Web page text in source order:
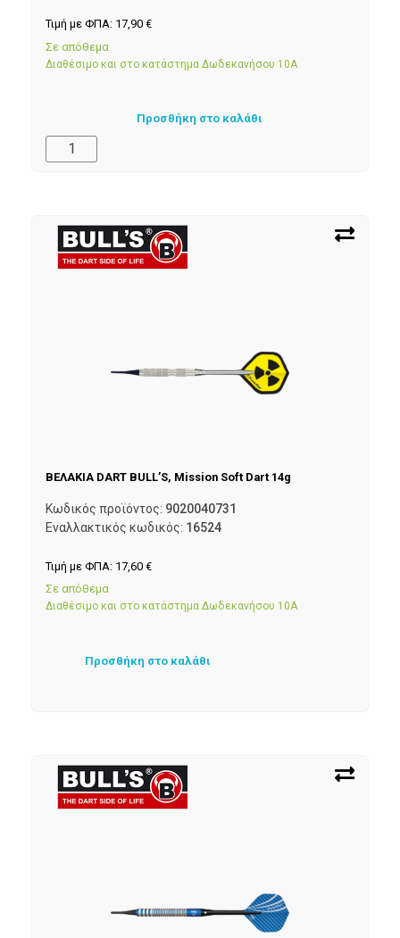
Τιμή με ΦΠΑ: 17,90 €
Σε απόθεμα
Διαθέσιμο και στο κατάστημα Δωδεκανήσου 10Α
Προσθήκη στο καλάθι
ΒΕΛΑΚΙΑ DART BULL’S, Mission Soft Dart 14g
Κωδικός προϊόντος: 9020040731
Εναλλακτικός κωδικός: 16524
Τιμή με ΦΠΑ: 17,60 €
Σε απόθεμα
Διαθέσιμο και στο κατάστημα Δωδεκανήσου 10Α
Προσθήκη στο καλάθι